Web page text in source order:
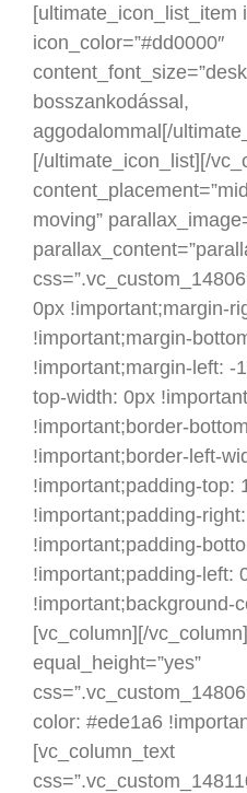
[ultimate_icon_list_item
icon_color=”#dd0000″
bosszankodással,
aggodalommal[/
[/ultimate_icon_list][/
moving”
0px !important;margin-
!important;margin-
!important;margin-left: -
top-width: 0px
!important;border-
!important;border-left-
!important;padding-top:
!important;padding-
!important;padding-
!important;padding-left:
!important;background-
[vc_column][/
equal_height=”yes”
color: #ede1a6
[vc_column_text